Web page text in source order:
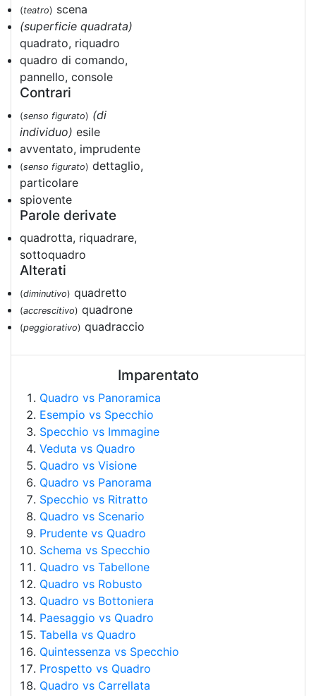
(teatro) scena
(superficie quadrata)
quadrato, riquadro
quadro di comando,
pannello, console
Contrari
(senso figurato) (di
individuo) esile
avventato, imprudente
(senso figurato) dettaglio,
particolare
spiovente
Parole derivate
quadrotta, riquadrare,
sottoquadro
Alterati
(diminutivo) quadretto
(accrescitivo) quadrone
(peggiorativo) quadraccio
Imparentato
Quadro vs Panoramica
Esempio vs Specchio
Specchio vs Immagine
Veduta vs Quadro
Quadro vs Visione
Quadro vs Panorama
Specchio vs Ritratto
Quadro vs Scenario
Prudente vs Quadro
Schema vs Specchio
Quadro vs Tabellone
Quadro vs Robusto
Quadro vs Bottoniera
Paesaggio vs Quadro
Tabella vs Quadro
Quintessenza vs Specchio
Prospetto vs Quadro
Quadro vs Carrellata